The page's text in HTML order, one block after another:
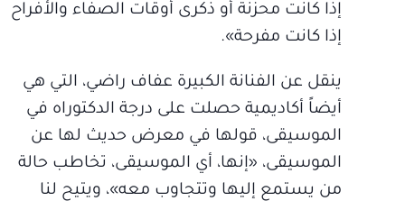
إذا كانت محزنة أو ذكرى أوقات الصفاء والأفراح
إذا كانت مفرحة».
ينقل عن الفنانة الكبيرة عفاف راضي، التي هي
أيضاً أكاديمية حصلت على درجة الدكتوراه في
الموسيقى، قولها في معرض حديث لها عن
الموسيقى، «إنها، أي الموسيقى، تخاطب حالة
من يستمع إليها وتتجاوب معه»، ويتيح لنا